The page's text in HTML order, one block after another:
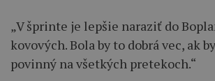
„V šprinte je lepšie naraziť do
kovových. Bola by to dobrá vec, ak
povinný na všetkých pretekoch.“